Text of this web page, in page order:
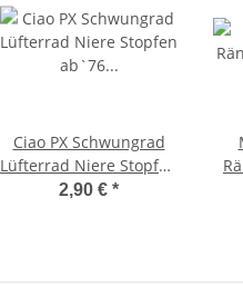
Ciao PX Schwungrad
Lüfterrad Niere Stopfen
ab`76 Polrad Gummi
2,90 € *